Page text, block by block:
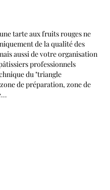
tarte aux fruits rouges ne
de la qualité des
aussi de votre organisation
professionnels
du "triangle
de préparation, zone de